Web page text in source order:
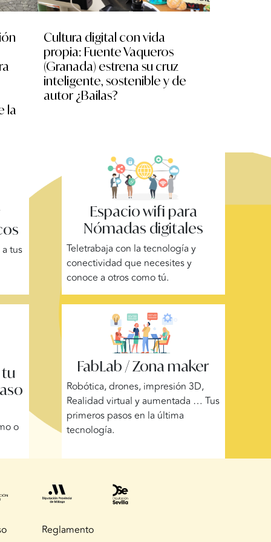
la
Cultura digital con vida
propia: Fuente Vaqueros
(Granada) estrena su cruz
inteligente, sostenible y de
autor ¿Bailas?
tus
Espacio wifi para
Nómadas digitales
Teletrabaja con la tecnología y
conectividad que necesites y
conoce a otros como tú.
o
FabLab / Zona maker
Robótica, drones, impresión 3D,
Realidad virtual y aumentada … Tus
primeros pasos en la última
tecnología.
Reglamento